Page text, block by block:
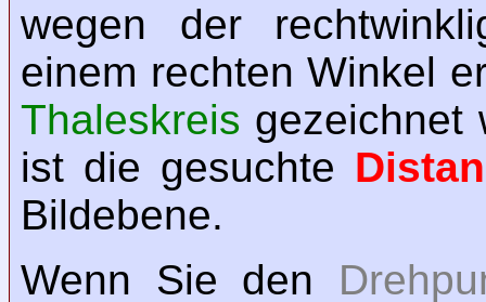
wegen der
einem rechten Winkel
Thaleskreis gezeichnet
ist die gesuchte
Bildebene.
Wenn Sie den